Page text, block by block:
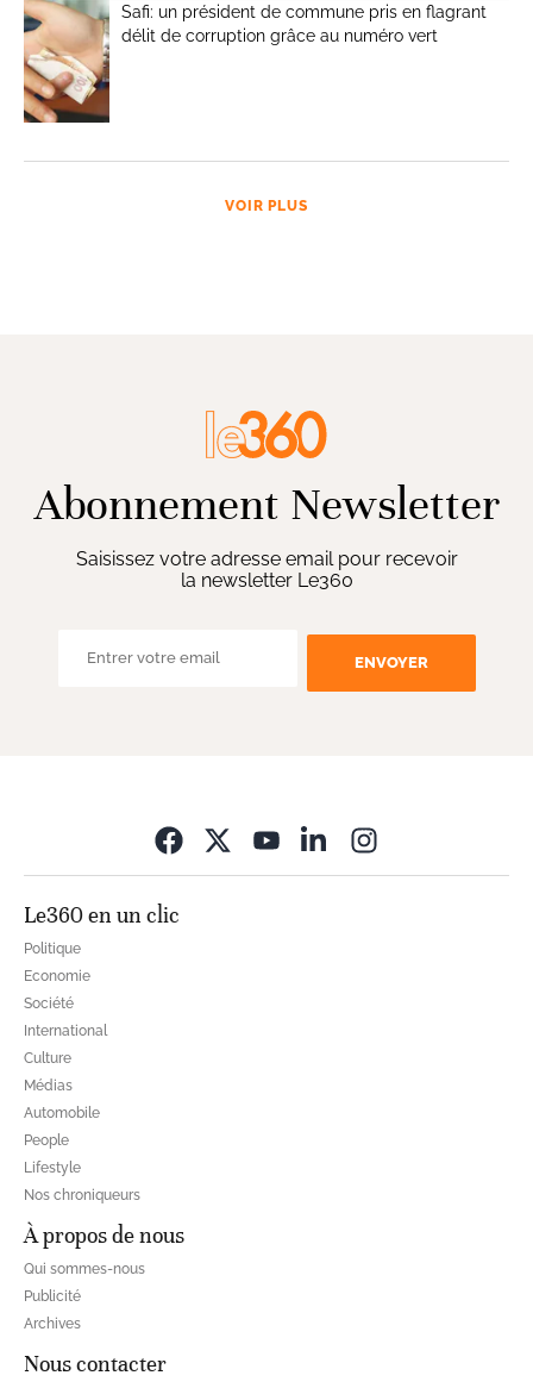
Safi: un président de commune pris en flagrant
délit de corruption grâce au numéro vert
VOIR PLUS
Abonnement Newsletter
Saisissez votre adresse email pour recevoir
la newsletter Le360
ENVOYER
Le360 en un clic
Politique
Economie
Société
International
Culture
Médias
Automobile
People
Lifestyle
Nos chroniqueurs
À propos de nous
Qui sommes-nous
Publicité
Archives
Nous contacter